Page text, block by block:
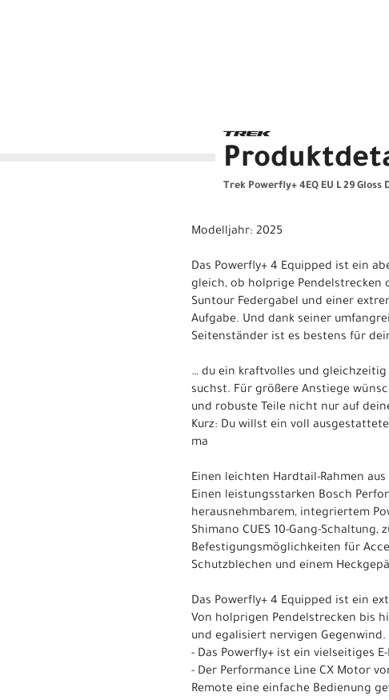
Trek Powerfly+ 4EQ EU L 29
Modelljahr: 2025
Das Powerfly+ 4 Equipped ist ein
gleich, ob holprige Pendelstrecken
Suntour Federgabel und einer
Aufgabe. Und dank seiner
Seitenständer ist es bestens für
… du ein kraftvolles und
suchst. Für größere Anstiege
und robuste Teile nicht nur auf
Kurz: Du willst ein voll
ma
Einen leichten Hardtail-Rahmen
Einen leistungsstarken Bosch
herausnehmbarem, integriertem
Shimano CUES 10-Gang-
Befestigungsmöglichkeiten für
Schutzblechen und einem
Das Powerfly+ 4 Equipped ist ein
Von holprigen Pendelstrecken bis
und egalisiert nervigen Gegenwind.
- Das Powerfly+ ist ein vielseitiges
- Der Performance Line CX Motor
Remote eine einfache Bedienung